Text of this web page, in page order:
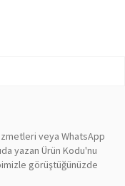
veya WhatsApp
yazan Ürün Kodu'nu
görüştüğünüzde